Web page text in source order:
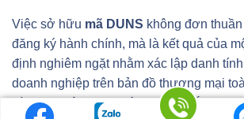
Việc sở hữu mã DUNS không đơn
đăng ký hành chính, mà là kết quả của
định nghiêm ngặt nhằm xác lập danh
doanh nghiệp trên bản đồ thương mại
này hoạt động dựa trên nguyên tắc minh